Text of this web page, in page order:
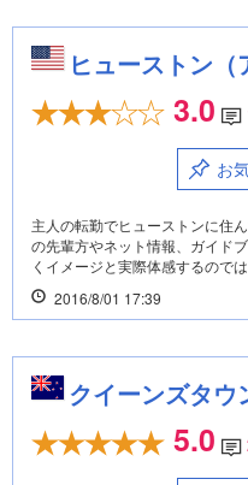
ヒューストン（
3.0
お
主人の転勤でヒューストンに住
の先輩方やネット情報、ガイド
くイメージと実際体感するので
2016/8/01 17:39
クイーンズタウ
5.0